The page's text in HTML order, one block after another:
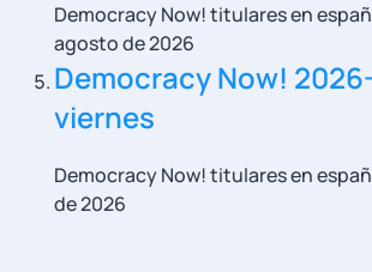
Democracy Now! titulares en
agosto de 2026
Democracy Now!
viernes
Democracy Now! titulares en
de 2026